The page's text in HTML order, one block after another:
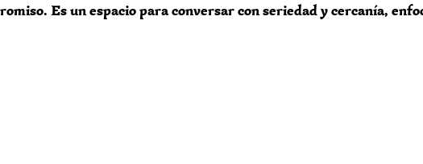
Es un espacio para conversar con seriedad y cercanía,